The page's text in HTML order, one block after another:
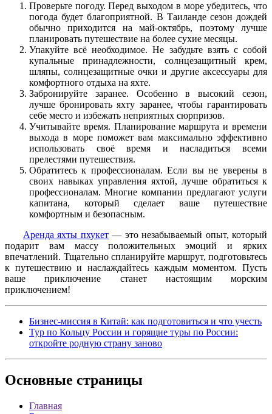
Проверьте погоду. Перед выходом в море убедитесь, что
погода будет благоприятной. В Таиланде сезон дождей
обычно приходится на май-октябрь, поэтому лучше
планировать путешествие на более сухие месяцы.
Упакуйте всё необходимое. Не забудьте взять с собой
купальные принадлежности, солнцезащитный крем,
шляпы, солнцезащитные очки и другие аксессуары для
комфортного отдыха на яхте.
Забронируйте заранее. Особенно в высокий сезон,
лучше бронировать яхту заранее, чтобы гарантировать
себе место и избежать неприятных сюрпризов.
Учитывайте время. Планирование маршрута и времени
выхода в море поможет вам максимально эффективно
использовать своё время и насладиться всеми
прелестями путешествия.
Обратитесь к профессионалам. Если вы не уверены в
своих навыках управления яхтой, лучше обратиться к
профессионалам. Многие компании предлагают услуги
капитана, который сделает ваше путешествие
комфортным и безопасным.
Аренда яхты пхукет— это незабываемый опыт, который
подарит вам массу положительных эмоций и ярких
впечатлений. Тщательно спланируйте маршрут, подготовьтесь
к путешествию и наслаждайтесь каждым моментом. Пусть
ваше приключение станет настоящим морским
приключением!
Бизнес-миссия в Китай: как подготовиться и что учесть
Тур по Кольцу России и горящие туры по России:
откройте родную страну заново
Основные страницы
Главная